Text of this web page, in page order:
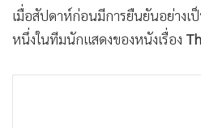
เมื่อสัปดาห์ก่อนมีการยืนยันอย่างเป็
หนึ่งในทีมนักแสดงของหนังเรื่อง